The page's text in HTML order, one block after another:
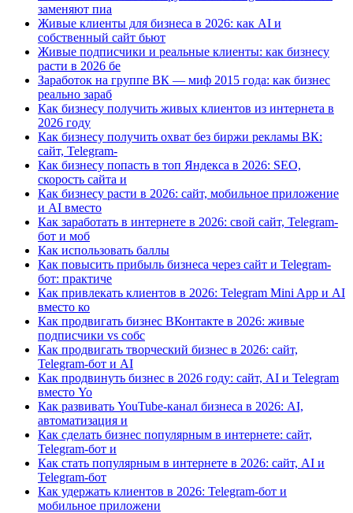
заменяют пиа
Живые клиенты для бизнеса в 2026: как AI и
собственный сайт бьют
Живые подписчики и реальные клиенты: как бизнесу
расти в 2026 бе
Заработок на группе ВК — миф 2015 года: как бизнес
реально зараб
Как бизнесу получить живых клиентов из интернета в
2026 году
Как бизнесу получить охват без биржи рекламы ВК:
сайт, Telegram-
Как бизнесу попасть в топ Яндекса в 2026: SEO,
скорость сайта и
Как бизнесу расти в 2026: сайт, мобильное приложение
и AI вместо
Как заработать в интернете в 2026: свой сайт, Telegram-
бот и моб
Как использовать баллы
Как повысить прибыль бизнеса через сайт и Telegram-
бот: практиче
Как привлекать клиентов в 2026: Telegram Mini App и AI
вместо ко
Как продвигать бизнес ВКонтакте в 2026: живые
подписчики vs собс
Как продвигать творческий бизнес в 2026: сайт,
Telegram-бот и AI
Как продвинуть бизнес в 2026 году: сайт, AI и Telegram
вместо Yo
Как развивать YouTube-канал бизнеса в 2026: AI,
автоматизация и
Как сделать бизнес популярным в интернете: сайт,
Telegram-бот и
Как стать популярным в интернете в 2026: сайт, AI и
Telegram-бот
Как удержать клиентов в 2026: Telegram-бот и
мобильное приложени